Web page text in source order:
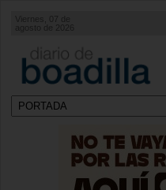
agosto de 2026